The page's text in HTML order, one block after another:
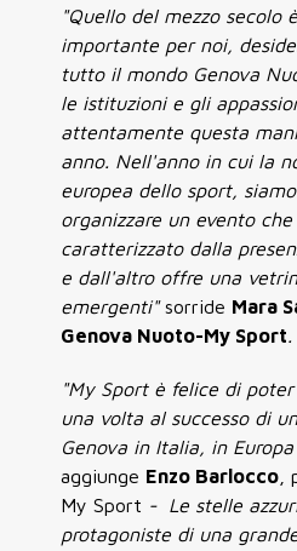
"Quello del mezzo secolo
importante per noi,
tutto il mondo Genova
le istituzioni e gli
attentamente questa
anno. Nell'anno in cui la
europea dello sport,
organizzare un evento
caratterizzato dalla
e dall'altro offre una
emergenti"sorride Mara
Genova Nuoto-My Sport.
"My Sport è felice di
una volta al successo di
Genova in Italia, in
aggiunge Enzo Barlocco
My Sport - Le stelle
protagoniste di una